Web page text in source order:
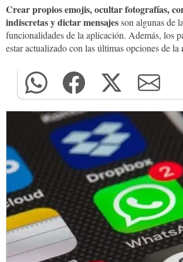
Crear propios emojis, ocultar fotografías,
indiscretas y dictar mensajesson algunas de
funcionalidades de la aplicación. Además, los
estar actualizado con las últimas opciones de la